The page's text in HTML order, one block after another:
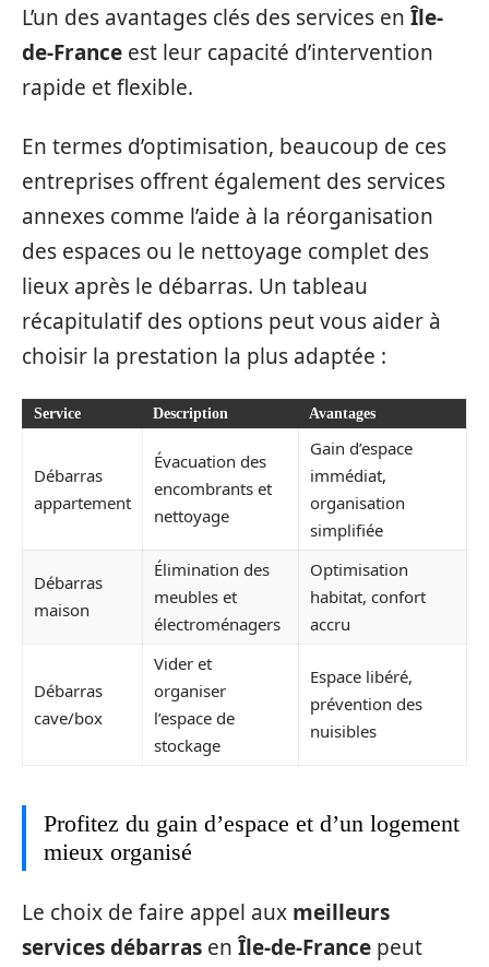
L’un des avantages clés des services enÎle-
de-France est leur capacité d’intervention
rapide et flexible.
En termes d’optimisation, beaucoup de ces
entreprises offrent également des services
annexes comme l’aide à la réorganisation
des espaces ou le nettoyage complet des
lieux après le débarras. Un tableau
récapitulatif des options peut vous aider à
choisir la prestation la plus adaptée :
Service Description Avantages
Débarras
appartement
Évacuation des
encombrants et
nettoyage
Gain d’espace
immédiat,
organisation
simplifiée
Débarras
maison
Élimination des
meubles et
électroménagers
Optimisation
habitat, confort
accru
Débarras
cave/box
Vider et
organiser
l’espace de
stockage
Espace libéré,
prévention des
nuisibles
Profitez du gain d’espace et d’un logement
mieux organisé
Le choix de faire appel aux meilleurs
services débarras enÎle-de-France peut